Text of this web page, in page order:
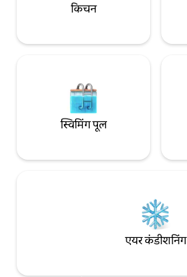
किचन
स्विमिंग पूल
एयर कंडीशनिंग